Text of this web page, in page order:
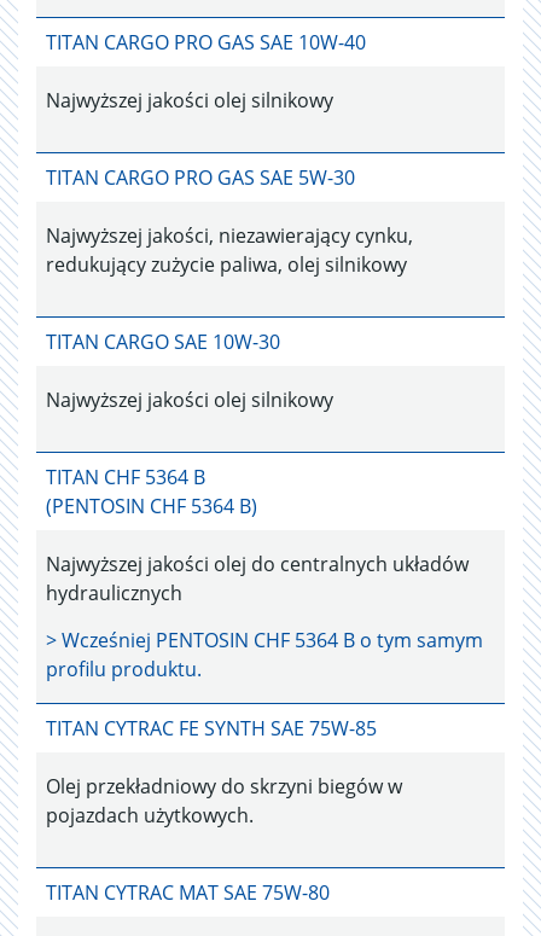
TITAN CARGO PRO GAS SAE 10W-40
Najwyższej jakości olej silnikowy
TITAN CARGO PRO GAS SAE 5W-30
Najwyższej jakości, niezawierający cynku,
redukujący zużycie paliwa, olej silnikowy
TITAN CARGO SAE 10W-30
Najwyższej jakości olej silnikowy
TITAN CHF 5364 B
(PENTOSIN CHF 5364 B)
Najwyższej jakości olej do centralnych układów
hydraulicznych
> Wcześniej PENTOSIN CHF 5364 B o tym samym
profilu produktu.
TITAN CYTRAC FE SYNTH SAE 75W-85
Olej przekładniowy do skrzyni biegów w
pojazdach użytkowych.
TITAN CYTRAC MAT SAE 75W-80